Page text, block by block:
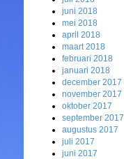
juni 2018
mei 2018
april 2018
maart 2018
februari 2018
januari 2018
december 2017
november 2017
oktober 2017
september 2017
augustus 2017
juli 2017
juni 2017